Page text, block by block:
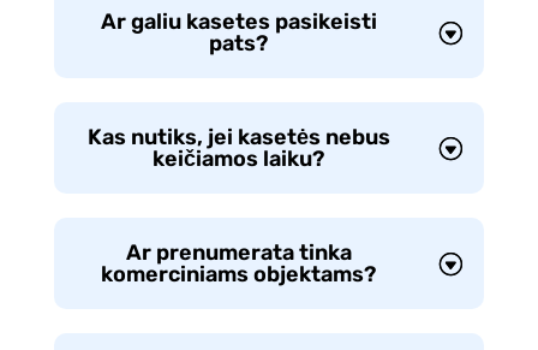
Ar galiu kasetes pasikeisti
pats?
Kas nutiks, jei kasetės nebus
keičiamos laiku?
Ar prenumerata tinka
komerciniams objektams?